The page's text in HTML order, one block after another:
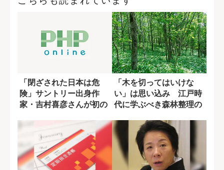
「閉ざされた日本は危
険」サントリー出身作
家・吉村喜彦さんが初の
「木を切ってはいけな
い」は思い込み 江戸時
代に学ぶべき森林整理の